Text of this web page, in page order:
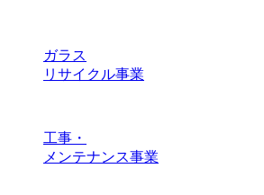
ガラス
リサイクル事業
工事・
メンテナンス事業